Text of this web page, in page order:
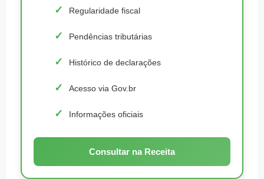
Regularidade fiscal
Pendências tributárias
Histórico de declarações
Acesso via Gov.br
Informações oficiais
Consultar na Receita